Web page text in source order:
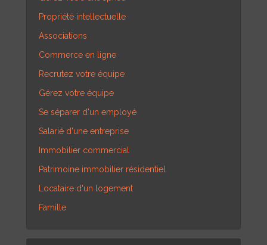
Propriété intellectuelle
Associations
Commerce en ligne
Recrutez votre équipe
Gérez votre équipe
Se séparer d'un employé
Salarié d'une entreprise
Immobilier commercial
Patrimoine immobilier résidentiel
Locataire d'un logement
Famille